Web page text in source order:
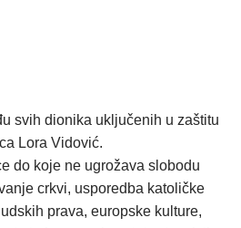
svih dionika uključenih u zaštitu
Lora Vidović.
do koje ne ugrožava slobodu
crkvi, usporedba katoličke
prava, europske kulture,